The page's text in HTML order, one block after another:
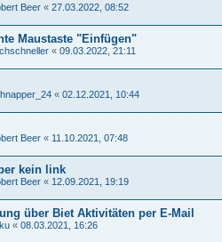
Beer « 27.03.2022, 08:52
Maustaste "Einfügen"
« 09.03.2022, 21:11
« 02.12.2021, 10:44
Beer « 11.10.2021, 07:48
kein link
Beer « 12.09.2021, 19:19
über Biet Aktivitäten per E-Mail
« 08.03.2021, 16:26